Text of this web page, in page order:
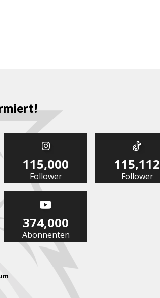
115,000
Follower
115,112
Follower
374,000
Abonnenten